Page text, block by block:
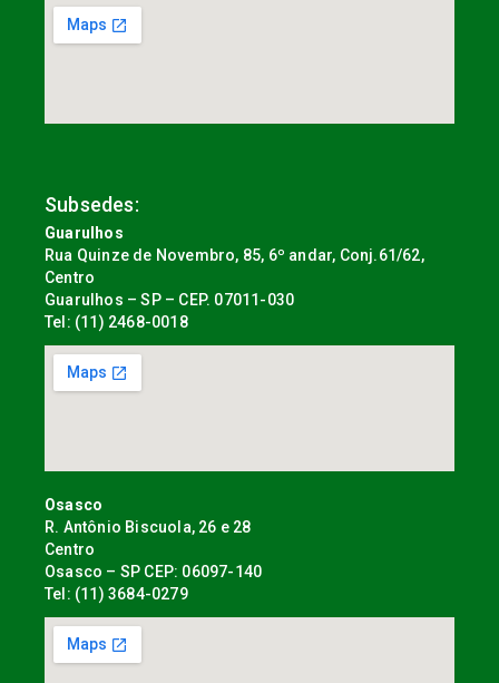
Subsedes:
Guarulhos
Rua Quinze de Novembro, 85, 6º andar, Conj.61/62,
Centro
Guarulhos – SP – CEP. 07011-030
Tel: (11) 2468-0018
Osasco
R. Antônio Biscuola, 26 e 28
Centro
Osasco – SP CEP: 06097-140
Tel: (11) 3684-0279